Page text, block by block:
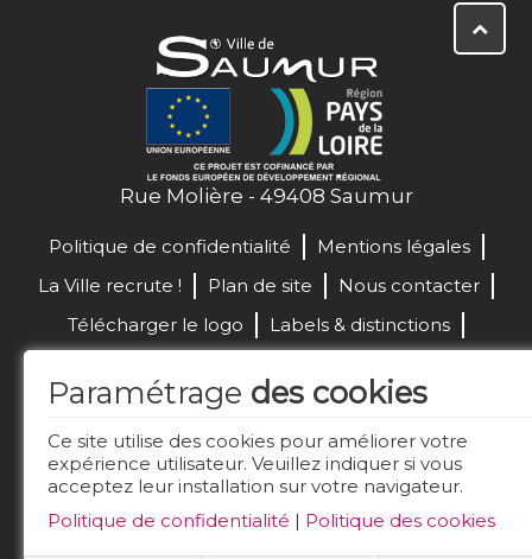
Paramétrage des cookies
Ce site utilise des cookies pour améliorer votre
expérience utilisateur. Veuillez indiquer si vous
acceptez leur installation sur votre navigateur.
Politique de confidentialité | Politique des cookies
Rue Molière - 49408 Saumur
Politique de confidentialité
Mentions légales
La Ville recrute !
Plan de site
Nous contacter
Télécharger le logo
Labels & distinctions
Réalisation de site :
Restez connecté